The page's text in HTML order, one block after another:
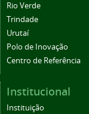
Rio Verde
Trindade
Urutaí
Polo de Inovação
Centro de Referência
Institucional
Instituição